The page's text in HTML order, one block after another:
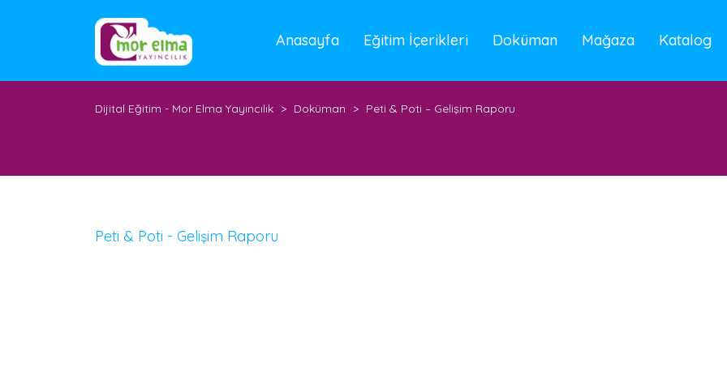
Anasayfa Eğitim İçerikleri Doküman Mağaza Katalog
Dijital Eğitim - Mor Elma Yayıncılık > Doküman > Peti & Poti – Gelişim Raporu
Peti & Poti - Gelişim Raporu